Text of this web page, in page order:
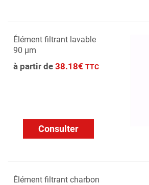
Élément filtrant lavable
90 µm
à partir de 38.18€ TTC
Consulter
Élément filtrant charbon